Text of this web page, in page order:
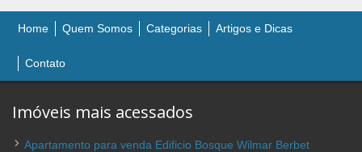
Home Quem Somos Categorias Artigos e Dicas
Contato
Imóveis mais acessados
Apartamento para venda Edificio Bosque Wilmar Berbet